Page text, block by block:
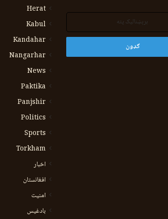
Herat
Kabul
Kandahar
Nangarhar
News
Paktika
Panjshir
Politics
Sports
Torkham
اخبار
افغانستان
امنیت
بادغیس